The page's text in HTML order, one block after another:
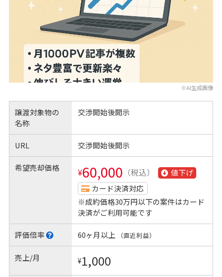
※AI生成画像
譲渡対象物の
名称
交渉開始後開示
URL 交渉開始後開示
希望売却価格 ¥60,000 （税込）
値下げ
カード決済対応
※成約価格30万円以下の案件はカード
決済がご利用可能です
評価倍率 60ヶ月以上 （直近利益）
売上/月 ¥1,000